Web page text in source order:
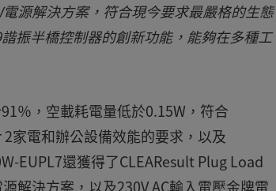
源解決方案，符合現今要求最嚴格的生態
振半橋控制器的創新功能，能夠在多種工
％，空載耗電量低於0.15W，符合
家電和辦公設備效能的要求，以及
EUPL7還獲得了CLEAResult Plug Load
解決方案，以及230V AC輸入電壓金牌電